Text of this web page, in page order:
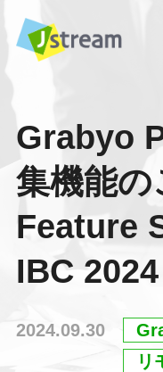
Grabyo
集機能の
Feature
IBC 2024
2024.09.30
リ